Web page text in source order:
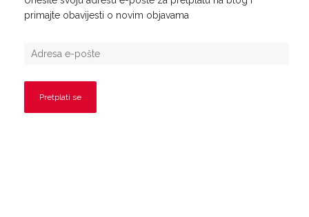
primajte obavijesti o novim objavama